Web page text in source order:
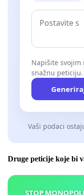
Napišite svojim
snažnu peticiju.
Vaši podaci
Druge peticije koje bi
STOP